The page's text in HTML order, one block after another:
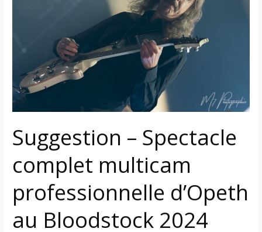
Suggestion – Spectacle
complet multicam
professionnelle d’Opeth
au Bloodstock 2024
d’Opeth
Bloodstock
2024